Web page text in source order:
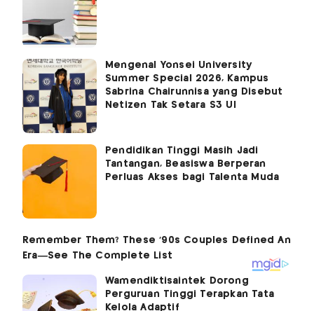
Mengenal Yonsei University
Summer Special 2026, Kampus
Sabrina Chairunnisa yang Disebut
Netizen Tak Setara S3 UI
Pendidikan Tinggi Masih Jadi
Tantangan, Beasiswa Berperan
Perluas Akses bagi Talenta Muda
Wamendiktisaintek Dorong
Perguruan Tinggi Terapkan Tata
Kelola Adaptif